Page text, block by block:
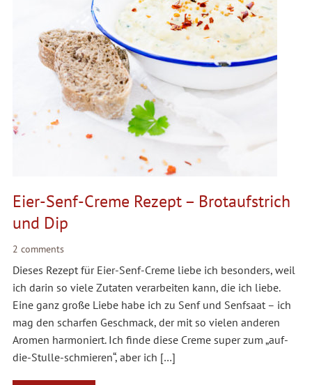
Eier-Senf-Creme Rezept – Brotaufstrich
und Dip
2 comments
Dieses Rezept für Eier-Senf-Creme liebe ich besonders, weil
ich darin so viele Zutaten verarbeiten kann, die ich liebe.
Eine ganz große Liebe habe ich zu Senf und Senfsaat – ich
mag den scharfen Geschmack, der mit so vielen anderen
Aromen harmoniert. Ich finde diese Creme super zum „auf-
die-Stulle-schmieren“, aber ich […]